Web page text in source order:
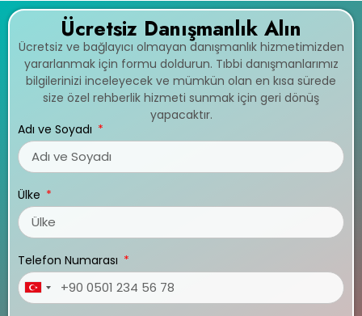
Ücretsiz Danışmanlık Alın
Ücretsiz ve bağlayıcı olmayan danışmanlık hizmetimizden
yararlanmak için formu doldurun. Tıbbi danışmanlarımız
bilgilerinizi inceleyecek ve mümkün olan en kısa sürede
size özel rehberlik hizmeti sunmak için geri dönüş
yapacaktır.
Adı ve Soyadı
Ülke
Telefon Numarası
Turkey